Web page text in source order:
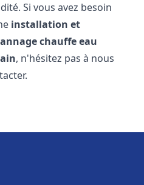
Si vous avez besoin
installation et
chauffe eau
, n'hésitez pas à nous